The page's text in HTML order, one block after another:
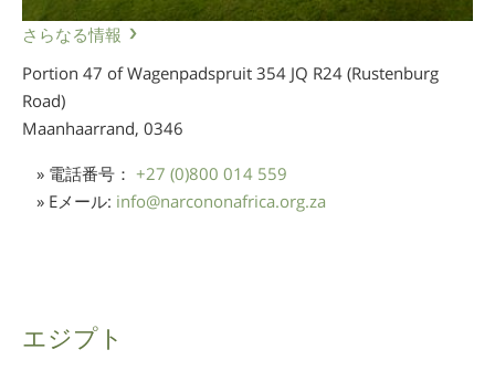
さらなる情報
Portion 47 of Wagenpadspruit 354 JQ R24 (Rustenburg
Road)
Maanhaarrand, 0346
» 電話番号： +27 (0)800 014 559
» Eメール: info@narcononafrica.org.za
エジプト